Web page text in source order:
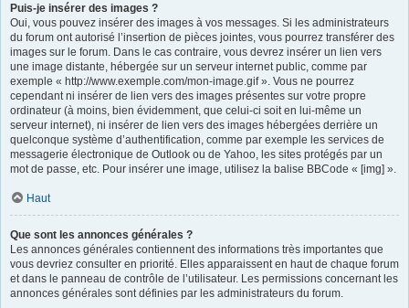
Puis-je insérer des images ?
Oui, vous pouvez insérer des images à vos messages. Si les administrateurs
du forum ont autorisé l’insertion de pièces jointes, vous pourrez transférer des
images sur le forum. Dans le cas contraire, vous devrez insérer un lien vers
une image distante, hébergée sur un serveur internet public, comme par
exemple « http://www.exemple.com/mon-image.gif ». Vous ne pourrez
cependant ni insérer de lien vers des images présentes sur votre propre
ordinateur (à moins, bien évidemment, que celui-ci soit en lui-même un
serveur internet), ni insérer de lien vers des images hébergées derrière un
quelconque système d’authentification, comme par exemple les services de
messagerie électronique de Outlook ou de Yahoo, les sites protégés par un
mot de passe, etc. Pour insérer une image, utilisez la balise BBCode « [img] ».
Haut
Que sont les annonces générales ?
Les annonces générales contiennent des informations très importantes que
vous devriez consulter en priorité. Elles apparaissent en haut de chaque forum
et dans le panneau de contrôle de l’utilisateur. Les permissions concernant les
annonces générales sont définies par les administrateurs du forum.